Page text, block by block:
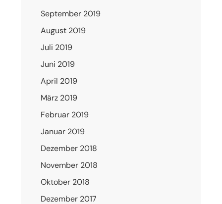
September 2019
August 2019
Juli 2019
Juni 2019
April 2019
März 2019
Februar 2019
Januar 2019
Dezember 2018
November 2018
Oktober 2018
Dezember 2017